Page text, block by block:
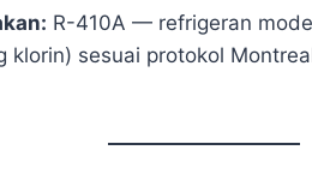
R-410A — refrigeran
klorin) sesuai protokol